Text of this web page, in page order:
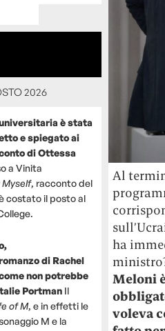
2026
è stata
e spiegato ai
di Ottessa
a Vinita
, racconto del
costato il posto al
di Rachel
non potrebbe
Portman Il
of M, e in effetti le
M e la
Al
ha
Meloni
voleva